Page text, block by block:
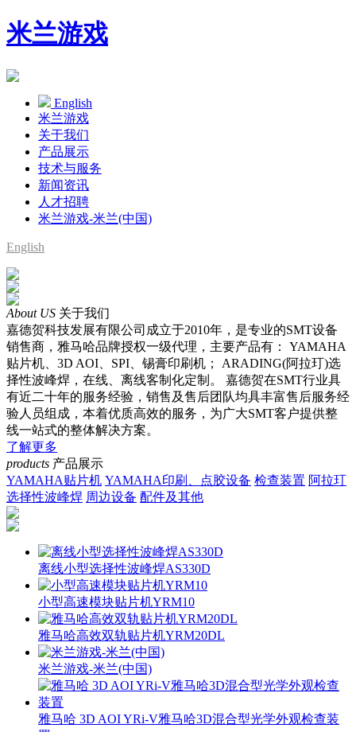
米兰游戏
English
米兰游戏
关于我们
产品展示
技术与服务
新闻资讯
人才招聘
米兰游戏-米兰(中国)
English
About US 关于我们
嘉德贺科技发展有限公司成立于2010年，是专业的SMT设备
销售商，雅马哈品牌授权一级代理，主要产品有： YAMAHA
贴片机、3D AOI、SPI、锡膏印刷机； ARADING(阿拉玎)选
择性波峰焊，在线、离线客制化定制。 嘉德贺在SMT行业具
有近二十年的服务经验，销售及售后团队均具丰富售后服务经
验人员组成，本着优质高效的服务，为广大SMT客户提供整
线一站式的整体解决方案。
了解更多
products 产品展示
YAMAHA贴片机 YAMAHA印刷、点胶设备 检查装置 阿拉玎
选择性波峰焊 周边设备 配件及其他
离线小型选择性波峰焊AS330D
小型高速模块贴片机YRM10
雅马哈高效双轨贴片机YRM20DL
米兰游戏-米兰(中国)
雅马哈 3D AOI YRi-V雅马哈3D混合型光学外观检查装